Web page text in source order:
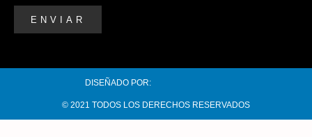
ENVIAR
DISEÑADO POR:
© 2021 TODOS LOS DERECHOS RESERVADOS